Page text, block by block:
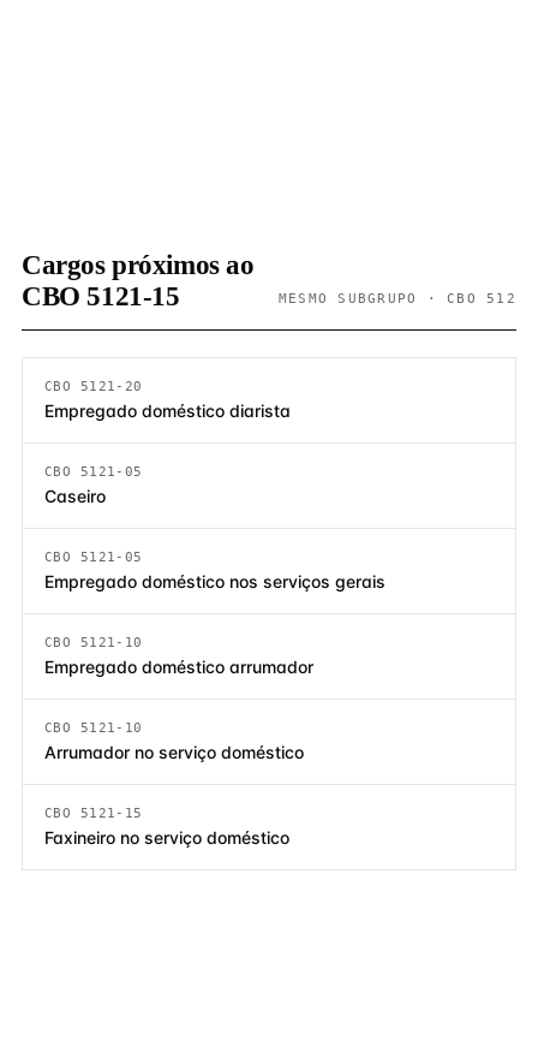
Cargos próximos ao
CBO 5121-15
MESMO SUBGRUPO · CBO 512
CBO 5121-20
Empregado doméstico diarista
CBO 5121-05
Caseiro
CBO 5121-05
Empregado doméstico nos serviços gerais
CBO 5121-10
Empregado doméstico arrumador
CBO 5121-10
Arrumador no serviço doméstico
CBO 5121-15
Faxineiro no serviço doméstico